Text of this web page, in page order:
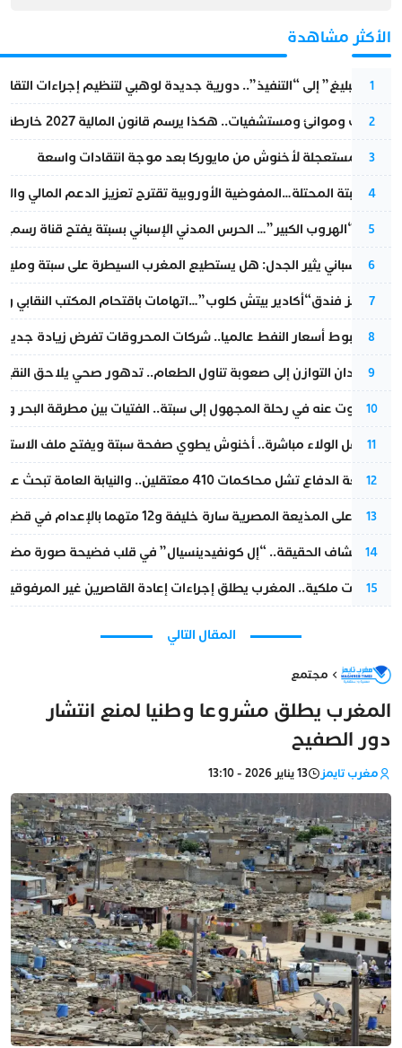
الأكثر مشاهدة
1
من “التبليغ” إلى “التنفيذ”.. دورية جديدة لوهبي لتنظيم إجراءات
2
قطارات وموانئ ومستشفيات.. هكذا يرسم قانون المالية 2027 خارطة المغرب المقبل
3
عودة مستعجلة لأخنوش من مايوركا بعد موجة انتقادات واسعة
4
أزمة سبتة المحتلة…المفوضية الأوروبية تقترح تعزيز الدعم المالي
5
عملية “الهروب الكبير”… الحرس المدني الإسباني بسبتة يفتح قناة
6
تقرير إسباني يثير الجدل: هل يستطيع المغرب السيطرة على سبتة
7
أزمة تهز فندق“أكادير بيتش كلوب”…اتهامات باقتحام المكتب النقابي
8
رغم هبوط أسعار النفط عالميا.. شركات المحروقات تفرض زيادة
9
من فقدان التوازن إلى صعوبة تناول الطعام.. تدهور صحي يلاحق النقيب
10
المسكوت عنه في رحلة المجهول إلى سبتة.. الفتيات بين مطرقة البحر
11
بعد حفل الولاء مباشرة.. أخنوش يطوي صفحة سبتة ويفتح ملف
12
مقاطعة الدفاع تشل محاكمات 410 معتقلين.. والنيابة العامة تبحث عن حل قانوني
13
الحكم على المذيعة المصرية سارة خليفة و12 متهما بالإعدام في قضية هزت بلاد الفراعنة
14
بعد انكشاف الحقيقة.. “إل كونفيدينسيال” في قلب فضيحة صورة
15
بتعليمات ملكية.. المغرب يطلق إجراءات إعادة القاصرين غير
المقال التالي
مجتمع
المغرب يطلق مشروعا وطنيا لمنع انتشار
دور الصفيح
مغرب تايمز 13 يناير 2026 - 13:10